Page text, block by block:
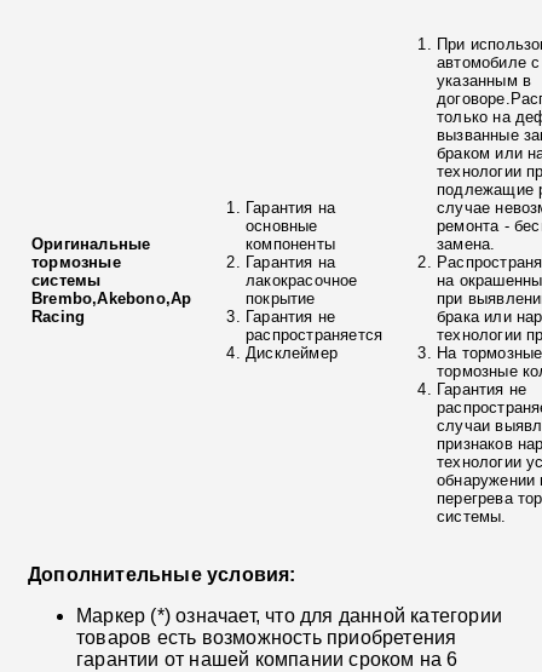
Оригинальные
тормозные
системы
Brembo,Akebono,Ap
Racing
Гарантия на
основные
компоненты
Гарантия на
лакокрасочное
покрытие
Гарантия не
распространяется
Дисклеймер
При
автомобиле
указанным в
только на
вызванные
браком или
технологии
подлежащие
случае
ремонта -
замена.
на
при
брака или
технологии
На
тормозные
Гарантия не
случаи
признаков
технологии
обнаружении
перегрева
системы.
Дополнительные условия:
Маркер (*) означает, что для данной категории
товаров есть возможность приобретения
гарантии от нашей компании сроком на 6